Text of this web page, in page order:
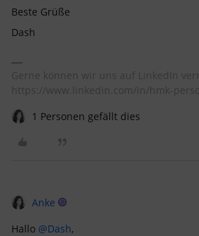
Beste Grüße
Dash
Gerne können wir uns auf LinkedIn
https://www.linkedin.com/in/hmk-
1 Personen gefällt dies
Anke
Hallo @Dash,